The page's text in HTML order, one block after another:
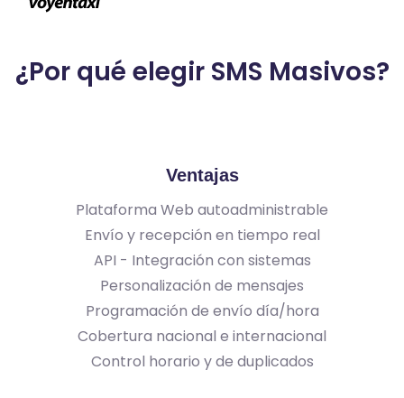
¿Por qué elegir SMS Masivos?
Ventajas
Plataforma Web autoadministrable
Envío y recepción en tiempo real
API - Integración con sistemas
Personalización de mensajes
Programación de enví­o día/hora
Cobertura nacional e internacional
Control horario y de duplicados